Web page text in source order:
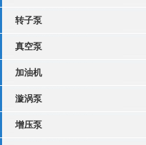
转子泵
真空泵
加油机
漩涡泵
增压泵